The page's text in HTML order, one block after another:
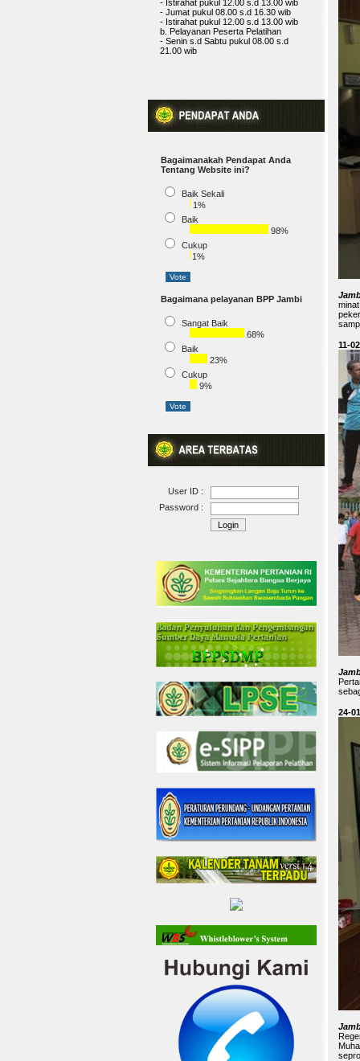
Bagaimanakah Pendapat Anda
Tentang Website ini?
Baik Sekali
1%
Baik
98%
Cukup
1%
Bagaimana pelayanan BPP Jambi
Sangat Baik
68%
Baik
23%
Cukup
9%
User ID :
Password :
11-
24-